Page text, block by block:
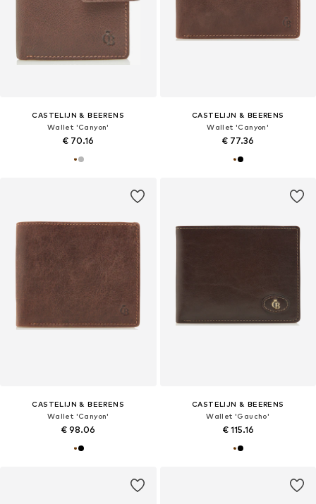
CASTELIJN & BEERENS
Wallet 'Canyon'
€ 70.16
CASTELIJN & BEERENS
Wallet 'Canyon'
€ 77.36
CASTELIJN & BEERENS
Wallet 'Canyon'
€ 98.06
CASTELIJN & BEERENS
Wallet 'Gaucho'
€ 115.16